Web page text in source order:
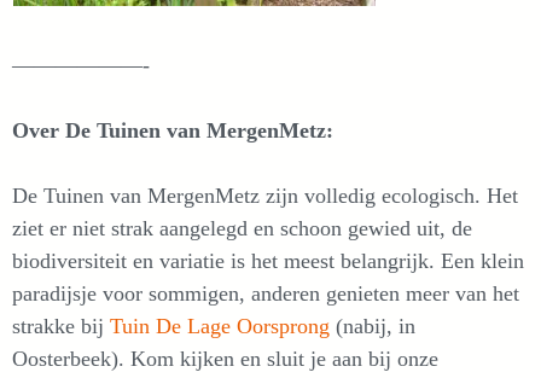
——————-
Over De Tuinen van MergenMetz:
De Tuinen van MergenMetz zijn volledig ecologisch. Het
ziet er niet strak aangelegd en schoon gewied uit, de
biodiversiteit en variatie is het meest belangrijk. Een klein
paradijsje voor sommigen, anderen genieten meer van het
strakke bij Tuin De Lage Oorsprong (nabij, in
Oosterbeek). Kom kijken en sluit je aan bij onze